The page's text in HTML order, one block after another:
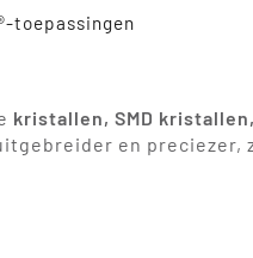
toepassingen
Crystal Oscillator
keramische
van hoge
kristallen, SMD
en